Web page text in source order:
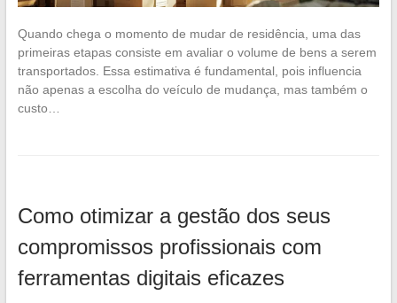
Quando chega o momento de mudar de residência, uma das
primeiras etapas consiste em avaliar o volume de bens a serem
transportados. Essa estimativa é fundamental, pois influencia
não apenas a escolha do veículo de mudança, mas também o
custo…
Como otimizar a gestão dos seus
compromissos profissionais com
ferramentas digitais eficazes